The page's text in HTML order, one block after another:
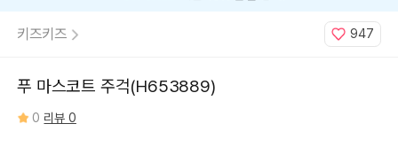
키즈키즈 947
푸 마스코트 주걱(H653889)
0 리뷰 0